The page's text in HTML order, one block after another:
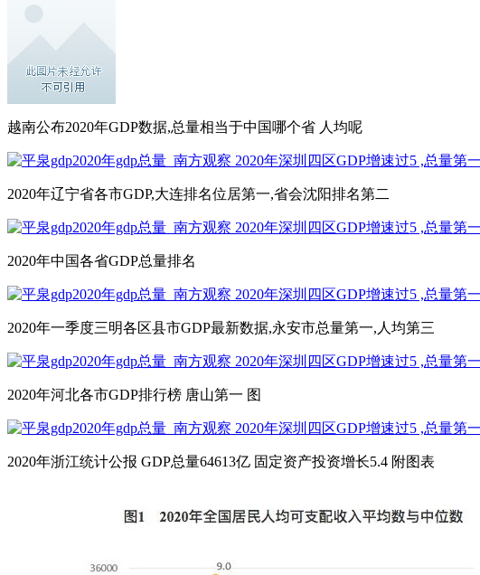
越南公布2020年GDP数据,总量相当于中国哪个省 人均呢
2020年辽宁省各市GDP,大连排名位居第一,省会沈阳排名第二
2020年中国各省GDP总量排名
2020年一季度三明各区县市GDP最新数据,永安市总量第一,人均第三
2020年河北各市GDP排行榜 唐山第一 图
2020年浙江统计公报 GDP总量64613亿 固定资产投资增长5.4 附图表